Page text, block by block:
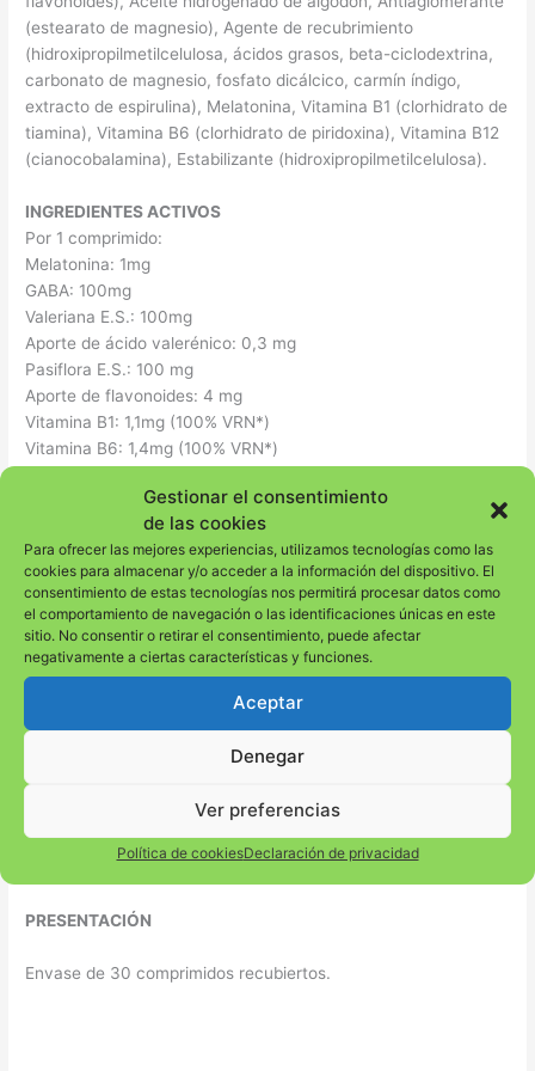
Gestionar el consentimiento
de las cookies
Para ofrecer las mejores experiencias, utilizamos tecnologías como las
cookies para almacenar y/o acceder a la información del dispositivo. El
consentimiento de estas tecnologías nos permitirá procesar datos como
el comportamiento de navegación o las identificaciones únicas en este
sitio. No consentir o retirar el consentimiento, puede afectar
negativamente a ciertas características y funciones.
Aceptar
Denegar
Ver preferencias
Política de cookiesDeclaración de privacidad
(estearato de magnesio), Agente de recubrimiento
(hidroxipropilmetilcelulosa, ácidos grasos, beta-ciclodextrina,
carbonato de magnesio, fosfato dicálcico, carmín índigo,
extracto de espirulina), Melatonina, Vitamina B1 (clorhidrato de
tiamina), Vitamina B6 (clorhidrato de piridoxina), Vitamina B12
(cianocobalamina), Estabilizante (hidroxipropilmetilcelulosa).
INGREDIENTES ACTIVOS
Por 1 comprimido:
Melatonina: 1mg
GABA: 100mg
Valeriana E.S.: 100mg
Aporte de ácido valerénico: 0,3 mg
Pasiflora E.S.: 100 mg
Aporte de flavonoides: 4 mg
Vitamina B1: 1,1mg (100% VRN*)
Vitamina B6: 1,4mg (100% VRN*)
*VRN: Valores de Referencia de Nutrientes.
PRECAUCIONES
No se recomienda su uso durante el embarazo y la lactancia.
No tome este complemento alimenticio si es alérgico o
intolerante a alguno de sus ingredientes.
No se recomienda para personas menores de 18 años.
Consultar con un profesional en caso de enfermedades
autoinmunes, toma de hipnóticos, sedantes y antidepresivos.
MODO DE EMPLEO
Tomar 1 comprimido media hora antes de dormir.
PRESENTACIÓN
Envase de 30 comprimidos recubiertos.